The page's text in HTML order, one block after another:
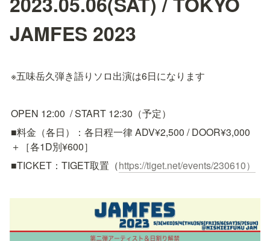
JAMFES 2023
※五味岳久弾き語りソロ出演は6日になります
OPEN 12:00  / START 12:30（予定）
■料金（各日）：各日程一律 ADV¥2,500 / DOOR¥3,000
＋［各1D別¥600］
■TICKET：TIGET取置（https://tiget.net/events/230610）